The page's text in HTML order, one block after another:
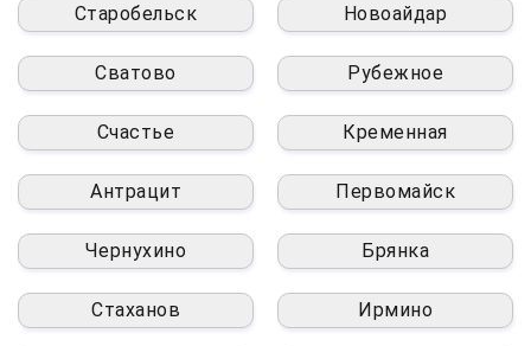
Старобельск Новоайдар
Сватово Рубежное
Счастье Кременная
Антрацит Первомайск
Чернухино Брянка
Стаханов Ирмино